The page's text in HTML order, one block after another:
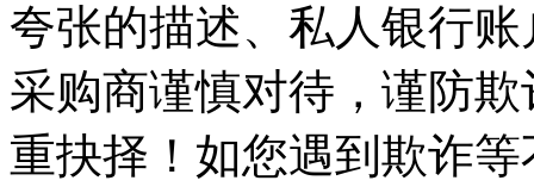
夸张的描述、私人银行
采购商谨慎对待，谨防
重抉择！如您遇到欺诈